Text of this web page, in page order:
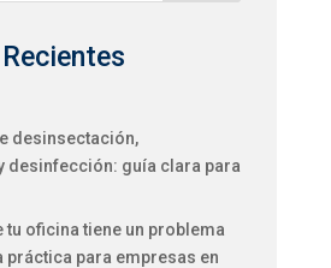
desinsectación,
desinfección: guía clara para
tu oficina tiene un problema
práctica para empresas en